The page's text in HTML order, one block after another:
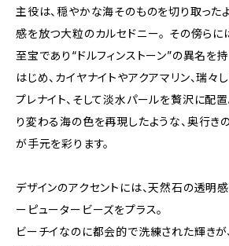
主役は、穏やかな海そのものを切り取った
感を放つ大粒のカルセドニー。 その傍らに
至宝であり“ドルフィンストーン”の異名を
はじめ、カイヤナイトやアクアマリン、瑞々
プレナイト、そして淡水パールを贅沢に配
り変わる海の色を再現したような、奥行き
が手元を彩ります。
デザインのアクセントには、天然石の透明
ーピュータービーズをプラス。
ビーチイなのに都会的で洗練された輝きが